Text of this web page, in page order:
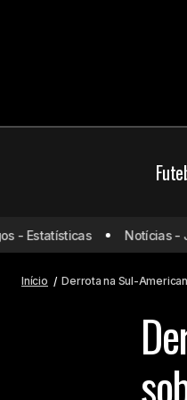
Flamengo aciona CNRD
dívida do Internacional
Estatísticas Notícias -
Início Derrota na Sul-